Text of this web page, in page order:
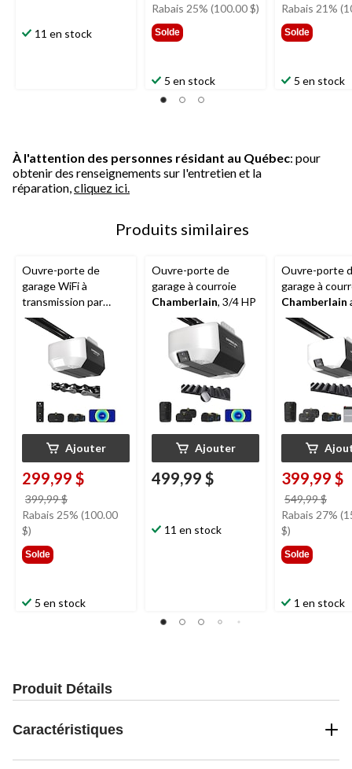
11 en stock
399,99 $
Rabais 25% (100.00 $)
Solde
5 en stock
Rabais 21%
Solde
5 en stock
À l'attention des personnes résidant au Québec: pour
obtenir des renseignements sur l'entretien et la
réparation, cliquez ici.
Produits similaires
Ouvre-porte de
garage WiFi à
transmission par
chaîne de 1/2 HP
Chamberlain
Ajouter
299,99 $
399,99 $
était
Rabais 25% (100.00
$)
Solde
5 en stock
Ouvre-porte de
garage à courroie
Chamberlain, 3/4 HP
Ajouter
499,99 $
11 en stock
Ouvre-porte
garage à
Chamberlain
batterie de
399,99 $
549,99 $
était
Rabais 27%
$)
Solde
1 en stock
Produit Détails
Caractéristiques